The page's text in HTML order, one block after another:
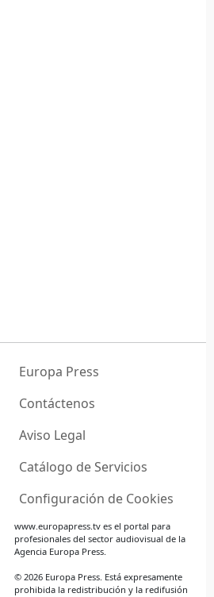
Europa Press
Contáctenos
Aviso Legal
Catálogo de Servicios
Configuración de Cookies
www.europapress.tves el portal para
profesionales del sector audiovisual de la
Agencia Europa Press.
© 2026 Europa Press. Está expresamente
prohibida la redistribución y la redifusión